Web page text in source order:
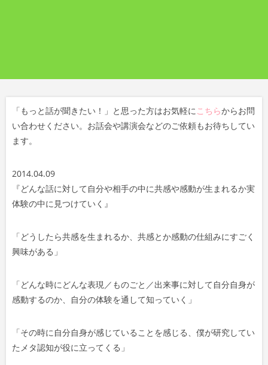
「もっと話が聞きたい！」と思った方はお気軽にこちらからお問
い合わせください。お話会や講演会などのご依頼もお待ちしてい
ます。
2014.04.09
『どんな話に対して自分や相手の中に共感や感動が生まれるか実
体験の中に見つけていく』
「どうしたら共感を生まれるか、 共感とか感動の仕組みにすごく
興味がある」
「どんな時にどんな表現／ものごと／出来事に対して自分自身が
感動するのか、
自分の体験を通して知っていく 」
「その時に自分自身が感じていることを感じる、 僕が研究してい
たメタ認知が役に立ってくる 」